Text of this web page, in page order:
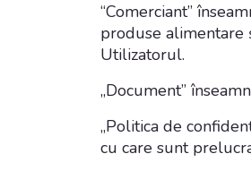
“Comerciant”
produse alimentare
Utilizatorul.
„Document”
„Politica de confiden
cu care sunt